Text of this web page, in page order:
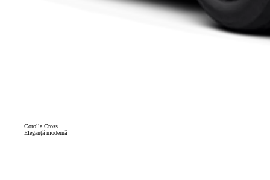
Corolla Cross
Eleganță modernă